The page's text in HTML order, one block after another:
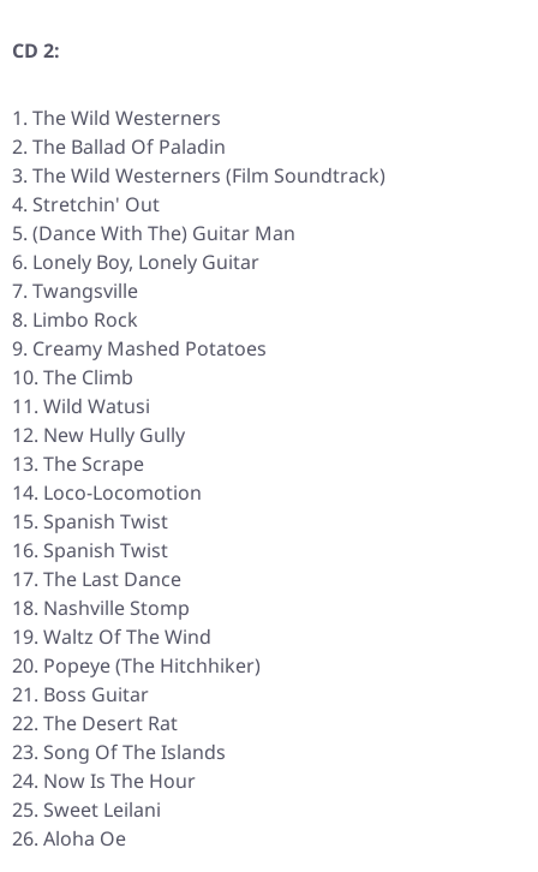
CD 2:
The Wild Westerners
The Ballad Of Paladin
The Wild Westerners (Film Soundtrack)
Stretchin' Out
(Dance With The) Guitar Man
Lonely Boy, Lonely Guitar
Twangsville
Limbo Rock
Creamy Mashed Potatoes
The Climb
Wild Watusi
New Hully Gully
The Scrape
Loco-Locomotion
Spanish Twist
Spanish Twist
The Last Dance
Nashville Stomp
Waltz Of The Wind
Popeye (The Hitchhiker)
Boss Guitar
The Desert Rat
Song Of The Islands
Now Is The Hour
Sweet Leilani
Aloha Oe